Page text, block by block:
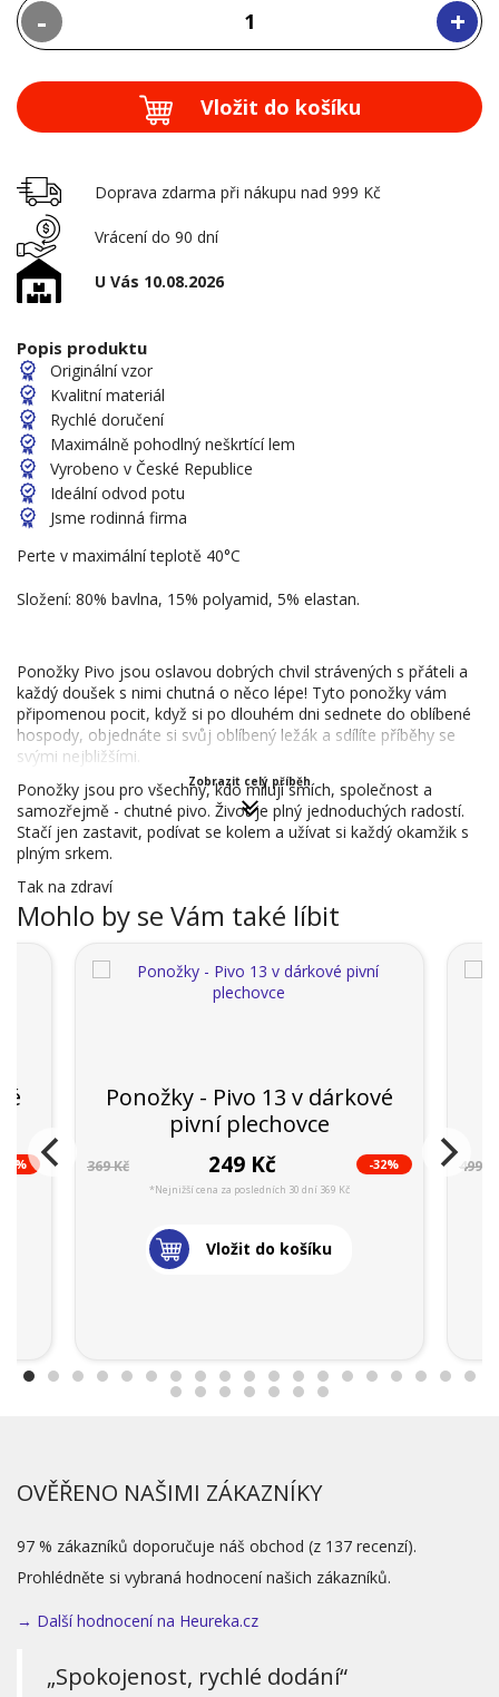
- +
Vložit do košíku
Doprava zdarma při nákupu nad 999 Kč
Vrácení do 90 dní
U Vás 10.08.2026
Popis produktu
Originální vzor
Kvalitní materiál
Rychlé doručení
Maximálně pohodlný neškrtící lem
Vyrobeno v České Republice
Ideální odvod potu
Jsme rodinná firma
Perte v maximální teplotě 40°C
Složení: 80% bavlna, 15% polyamid, 5% elastan.
Ponožky Pivo jsou oslavou dobrých chvil strávených s přáteli a
každý doušek s nimi chutná o něco lépe! Tyto ponožky vám
připomenou pocit, když si po dlouhém dni sednete do oblíbené
hospody, objednáte si svůj oblíbený ležák a sdílíte příběhy se
svými nejbližšími.
Ponožky jsou pro všechny, kdo milují smích, společnost a
samozřejmě - chutné pivo. Život je plný jednoduchých radostí.
Stačí jen zastavit, podívat se kolem a užívat si každý okamžik s
plným srkem.
Tak na zdraví
Zobrazit celý příběh
Mohlo by se Vám také líbit
Ponožky - Pivo 13 v dárkové
pivní plechovce
369 Kč 249 Kč -32%
*Nejnižší cena za posledních 30 dní 369 Kč
Vložit do košíku
499
OVĚŘENO NAŠIMI ZÁKAZNÍKY
97 % zákazníků doporučuje náš obchod (z 137 recenzí).
Prohlédněte si vybraná hodnocení našich zákazníků.
→ Další hodnocení na Heureka.cz
„Spokojenost, rychlé dodání“